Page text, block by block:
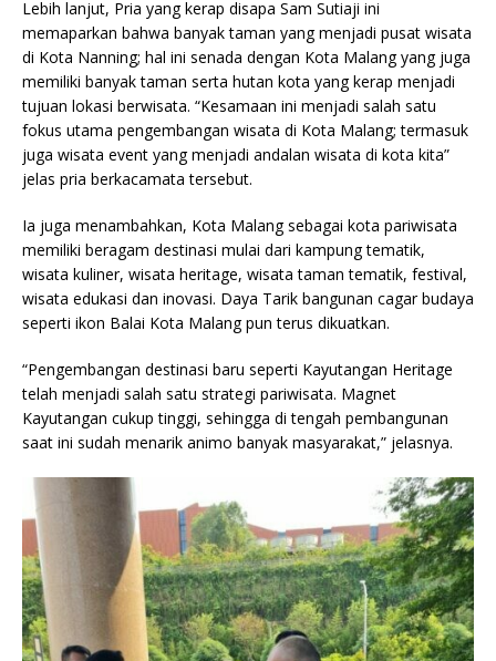
Lebih lanjut, Pria yang kerap disapa Sam Sutiaji ini
memaparkan bahwa banyak taman yang menjadi pusat wisata
di Kota Nanning; hal ini senada dengan Kota Malang yang juga
memiliki banyak taman serta hutan kota yang kerap menjadi
tujuan lokasi berwisata. “Kesamaan ini menjadi salah satu
fokus utama pengembangan wisata di Kota Malang; termasuk
juga wisata event yang menjadi andalan wisata di kota kita”
jelas pria berkacamata tersebut.
Ia juga menambahkan, Kota Malang sebagai kota pariwisata
memiliki beragam destinasi mulai dari kampung tematik,
wisata kuliner, wisata heritage, wisata taman tematik, festival,
wisata edukasi dan inovasi. Daya Tarik bangunan cagar budaya
seperti ikon Balai Kota Malang pun terus dikuatkan.
“Pengembangan destinasi baru seperti Kayutangan Heritage
telah menjadi salah satu strategi pariwisata. Magnet
Kayutangan cukup tinggi, sehingga di tengah pembangunan
saat ini sudah menarik animo banyak masyarakat,” jelasnya.